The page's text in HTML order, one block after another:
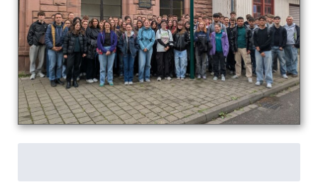
der
neuen
Abgeordneten
Lanig
im
Europaparlament